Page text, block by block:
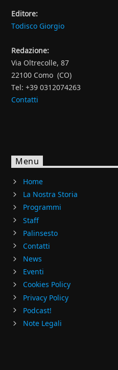
Editore:
Todisco Giorgio
Redazione:
Via Oltrecolle, 87
22100 Como (CO)
Tel: +39 0312074263
Contatti
Menu
Home
La Nostra Storia
Programmi
Staff
Palinsesto
Contatti
News
Eventi
Cookies Policy
Privacy Policy
Podcast!
Note Legali